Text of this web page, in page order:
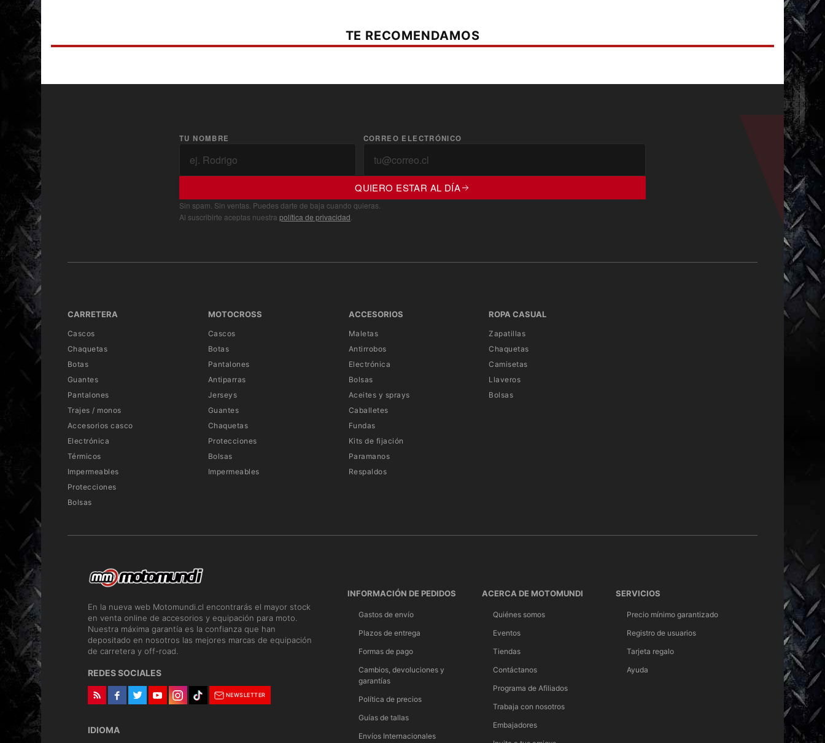
TE RECOMENDAMOS
TU NOMBRE CORREO ELECTRÓNICO
QUIERO ESTAR AL DÍA
Sin spam. Sin ventas. Puedes darte de baja cuando quieras.
Al suscribirte aceptas nuestra política de privacidad
CARRETERA
Cascos
Chaquetas
Botas
Guantes
Pantalones
Trajes / monos
Accesorios casco
Electrónica
Térmicos
Impermeables
Protecciones
Bolsas
MOTOCROSS
Cascos
Botas
Pantalones
Antiparras
Jerseys
Guantes
Chaquetas
Protecciones
Bolsas
Impermeables
ACCESORIOS
Maletas
Antirrobos
Electrónica
Bolsas
Aceites y sprays
Caballetes
Fundas
Kits de fijación
Paramanos
Respaldos
ROPA CASUAL
Zapatillas
Chaquetas
Camisetas
Llaveros
Bolsas
En la nueva web Motomundi.cl encontrarás el mayor stock
en venta online de accesorios y equipación para moto.
Nuestra máxima garantía es la confianza que han
depositado en nosotros las mejores marcas de equipación
de carretera y off-road.
REDES SOCIALES
NEWSLETTER
IDIOMA
INFORMACIÓN DE PEDIDOS
Gastos de envío
Plazos de entrega
Formas de pago
Cambios, devoluciones y
garantías
Política de precios
Guías de tallas
Envíos Internacionales
ACERCA DE MOTOMUNDI
Quiénes somos
Eventos
Tiendas
Contáctanos
Programa de Afiliados
Trabaja con nosotros
Embajadores
SERVICIOS
Precio mínimo garantizado
Registro de usuarios
Tarjeta regalo
Ayuda